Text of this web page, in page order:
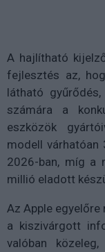
A hajlítható
fejlesztés az,
látható
számára a
eszközök
modell
2026-ban, míg a
millió eladott
Az Apple
a kiszivárgott
valóban